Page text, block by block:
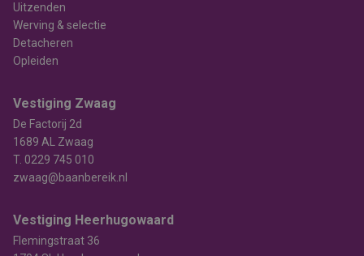
Uitzenden
Werving & selectie
Detacheren
Opleiden
Vestiging Zwaag
De Factorij 2d
1689 AL Zwaag
T. 0229 745 010
zwaag@baanbereik.nl
Vestiging Heerhugowaard
Flemingstraat 36